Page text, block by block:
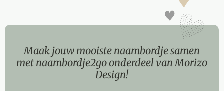
Maak jouw mooiste naambordje samen
met naambordje2go onderdeel van Morizo
Design!